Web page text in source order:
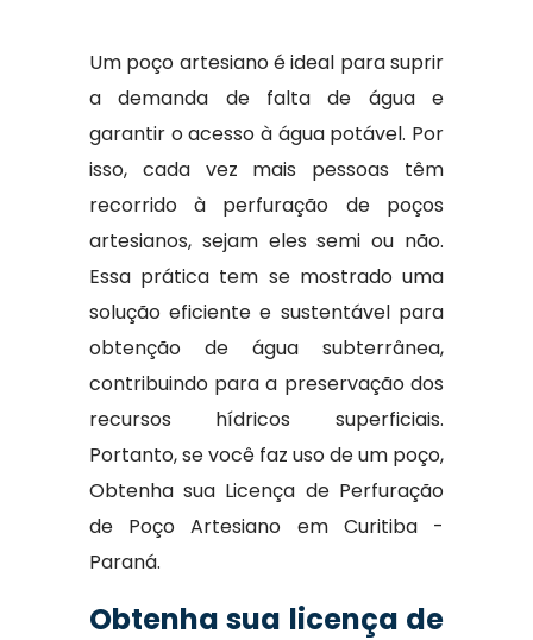
Um poço artesiano é ideal para suprir
a demanda de falta de água e
garantir o acesso à água potável. Por
isso, cada vez mais pessoas têm
recorrido à perfuração de poços
artesianos, sejam eles semi ou não.
Essa prática tem se mostrado uma
solução eficiente e sustentável para
obtenção de água subterrânea,
contribuindo para a preservação dos
recursos hídricos superficiais.
Portanto, se você faz uso de um poço,
Obtenha sua Licença de Perfuração
de Poço Artesiano em Curitiba -
Paraná.
Obtenha sua licença de